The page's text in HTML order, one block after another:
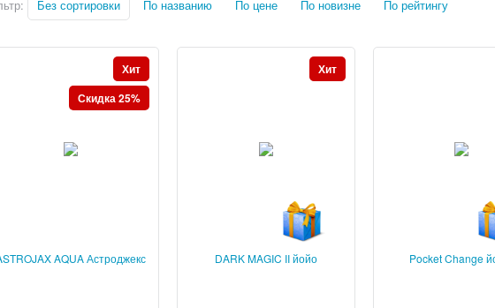
Без сортировки По названию По цене По новизне По рейтингу
AQUA Астроджекс
Хит
Скидка 25%
DARK MAGIC II йойо
Хит
Pocket Change